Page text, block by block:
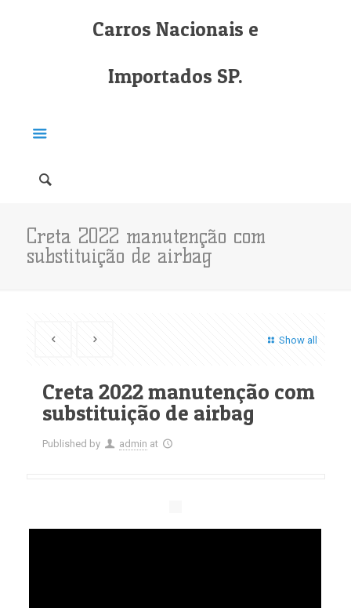
Carros Nacionais e
Importados SP.
Creta 2022 manutenção com
substituição de airbag
Show all
Creta 2022 manutenção com
substituição de airbag
Published by admin at